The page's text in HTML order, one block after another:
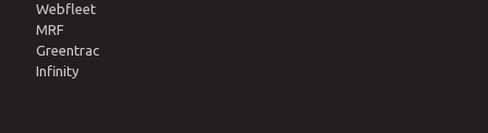
Webfleet
MRF
Greentrac
Infinity